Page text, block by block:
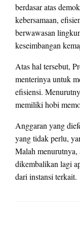
berdasar atas
kebersamaan,
berwawasan
keseimbangan
Atas hal tersebut,
menterinya untuk
efisiensi.
memiliki hobi
Anggaran yang
yang tidak perlu,
Malah menurutnya,
dikembalikan lagi
dari instansi terkait.